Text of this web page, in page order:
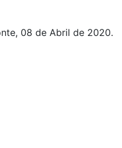
08 de Abril de 2020.